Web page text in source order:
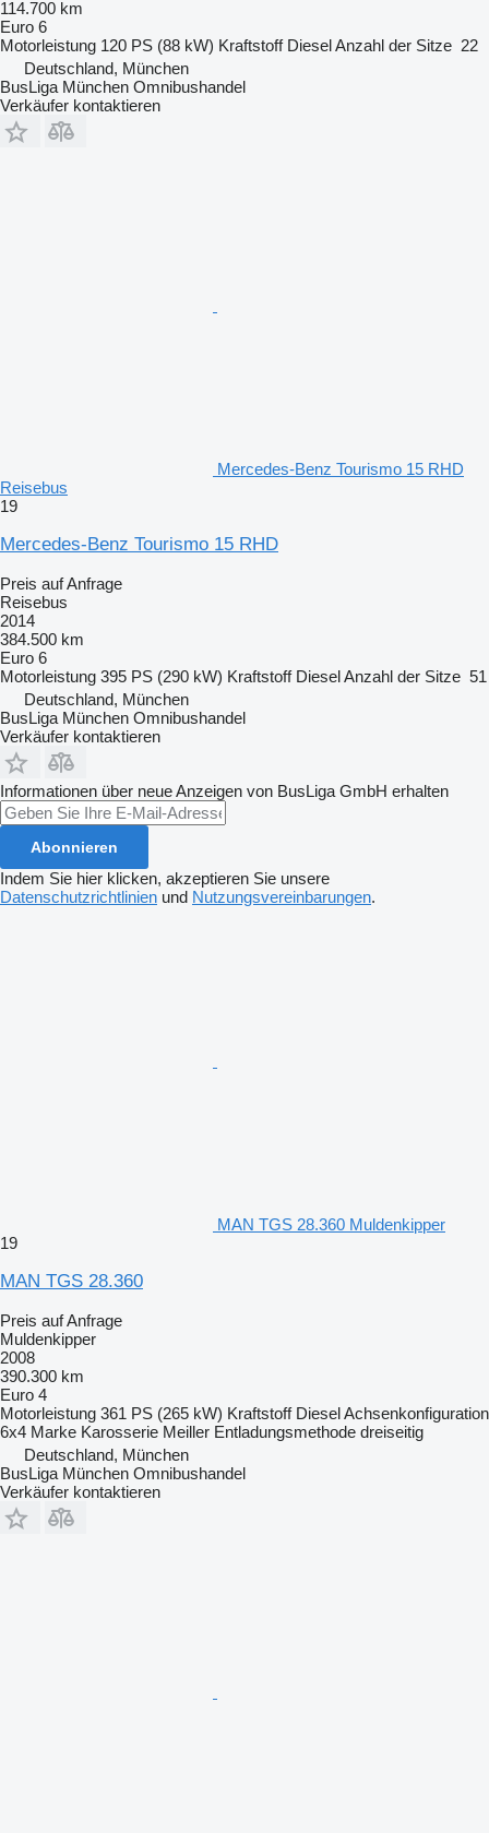
114.700 km
Euro 6
Motorleistung 120 PS (88 kW) Kraftstoff DieselAnzahl der Sitze 22
Deutschland, München
BusLiga München Omnibushandel
Verkäufer kontaktieren
Mercedes-Benz Tourismo 15 RHD
Reisebus
19
Mercedes-Benz Tourismo 15 RHD
Preis auf Anfrage
Reisebus
2014
384.500 km
Euro 6
Motorleistung 395 PS (290 kW) Kraftstoff DieselAnzahl der Sitze 51
Deutschland, München
BusLiga München Omnibushandel
Verkäufer kontaktieren
Informationen über neue Anzeigen von BusLiga GmbH erhalten
Abonnieren
Indem Sie hier klicken, akzeptieren Sie unsere
Datenschutzrichtlinien und Nutzungsvereinbarungen.
MAN TGS 28.360 Muldenkipper
19
MAN TGS 28.360
Preis auf Anfrage
Muldenkipper
2008
390.300 km
Euro 4
Motorleistung 361 PS (265 kW) Kraftstoff DieselAchsenkonfiguration
6x4 Marke Karosserie Meiller Entladungsmethode dreiseitig
Deutschland, München
BusLiga München Omnibushandel
Verkäufer kontaktieren